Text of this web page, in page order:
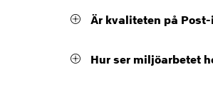
Är kvaliteten på
Hur ser miljöarbetet